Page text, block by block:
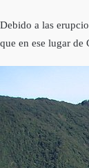
Debido a las
que en ese lugar